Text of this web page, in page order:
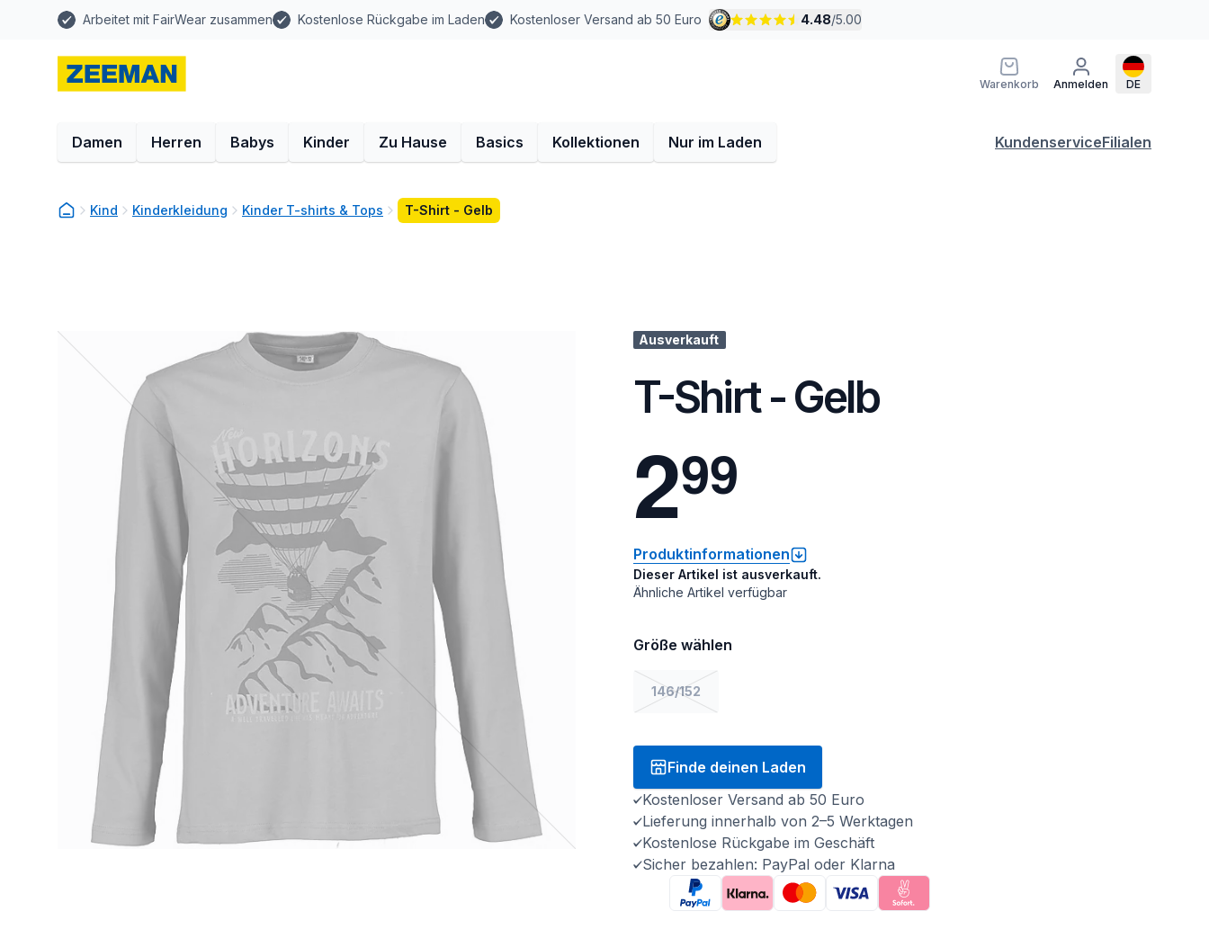
Arbeitet mit FairWear zusammen Kostenlose Rückgabe im Laden Kostenloser Versand ab 50 Euro 4.48/5.00
Warenkorb Anmelden DE
Damen Herren Babys Kinder Zu Hause Basics Kollektionen Nur im Laden KundenserviceFilialen
Kind Kinderkleidung Kinder T-shirts & Tops T-Shirt - Gelb
Ausverkauft
T-Shirt - Gelb
299
Produktinformationen
Dieser Artikel ist ausverkauft.
Ähnliche Artikel verfügbar
Größe wählen
146/152
Finde deinen Laden
Kostenloser Versand ab 50 Euro
Lieferung innerhalb von 2–5 Werktagen
Kostenlose Rückgabe im Geschäft
Sicher bezahlen: PayPal oder Klarna